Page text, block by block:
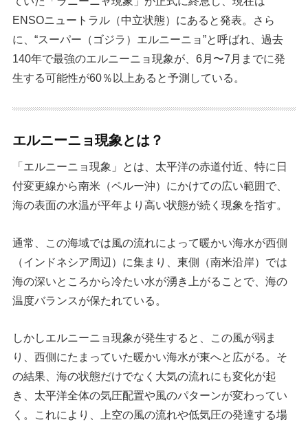
ENSOニュートラル（中立状態）にあると発表。さら
に、“スーパー（ゴジラ）エルニーニョ”と呼ばれ、過去
140年で最強のエルニーニョ現象が、6月〜7月までに発
生する可能性が60％以上あると予測している。
エルニーニョ現象とは？
「エルニーニョ現象」とは、太平洋の赤道付近、特に日
付変更線から南米（ペルー沖）にかけての広い範囲で、
海の表面の水温が平年より高い状態が続く現象を指す。
通常、この海域では風の流れによって暖かい海水が西側
（インドネシア周辺）に集まり、東側（南米沿岸）では
海の深いところから冷たい水が湧き上がることで、海の
温度バランスが保たれている。
しかしエルニーニョ現象が発生すると、この風が弱ま
り、西側にたまっていた暖かい海水が東へと広がる。そ
の結果、海の状態だけでなく大気の流れにも変化が起
き、太平洋全体の気圧配置や風のパターンが変わってい
く。これにより、上空の風の流れや低気圧の発達する場